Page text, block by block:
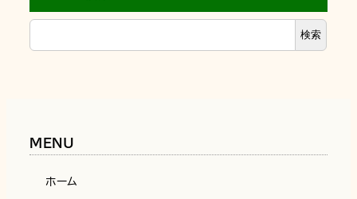
検索
MENU
ホーム